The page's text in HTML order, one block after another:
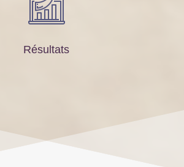
Résultats